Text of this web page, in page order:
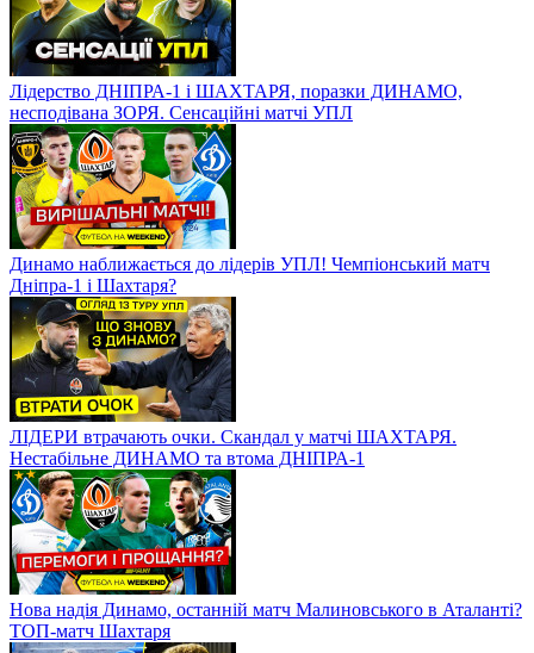
Лідерство ДНІПРА-1 і ШАХТАРЯ, поразки ДИНАМО,
несподівана ЗОРЯ. Сенсаційні матчі УПЛ
Динамо наближається до лідерів УПЛ! Чемпіонський матч
Дніпра-1 і Шахтаря?
ЛІДЕРИ втрачають очки. Скандал у матчі ШАХТАРЯ.
Нестабільне ДИНАМО та втома ДНІПРА-1
Нова надія Динамо, останній матч Малиновського в Аталанті?
ТОП-матч Шахтаря